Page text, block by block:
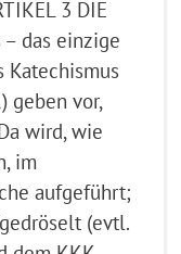
3 DIE
– das einzige
geben vor,
wird, wie
im
aufgeführt;
(evtl.